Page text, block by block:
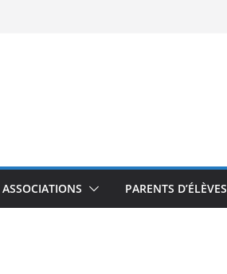
ASSOCIATIONS PARENTS D’ÉLÈVES